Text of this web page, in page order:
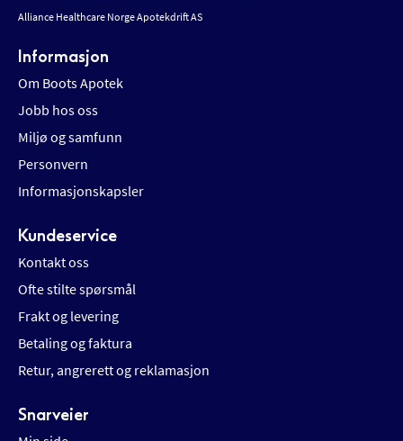
Alliance Healthcare Norge Apotekdrift AS
Informasjon
Om Boots Apotek
Jobb hos oss
Miljø og samfunn
Personvern
Informasjonskapsler
Kundeservice
Kontakt oss
Ofte stilte spørsmål
Frakt og levering
Betaling og faktura
Retur, angrerett og reklamasjon
Snarveier